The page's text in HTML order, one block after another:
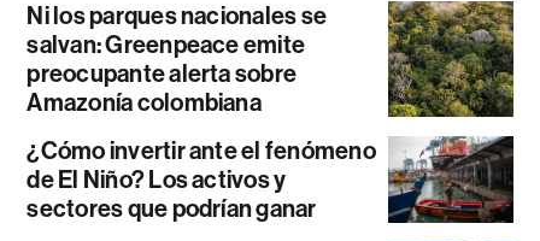
Ni los parques nacionales se
salvan: Greenpeace emite
preocupante alerta sobre
Amazonía colombiana
¿Cómo invertir ante el fenómeno
de El Niño? Los activos y
sectores que podrían ganar